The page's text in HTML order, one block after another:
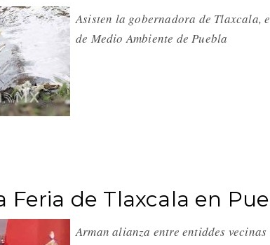
Asisten la gobernadora de
de Medio Ambiente de Puebla
Feria de Tlaxcala en
Arman alianza entre entiddes vecinas